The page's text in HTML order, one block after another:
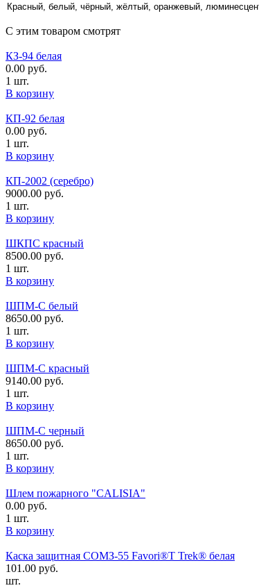
Красный, белый, чёрный, жёлтый, оранжевый,
С этим товаром смотрят
КЗ-94 белая
0.00 руб.
1 шт.
В корзину
КП-92 белая
0.00 руб.
1 шт.
В корзину
КП-2002 (серебро)
9000.00 руб.
1 шт.
В корзину
ШКПС красный
8500.00 руб.
1 шт.
В корзину
ШПМ-С белый
8650.00 руб.
1 шт.
В корзину
ШПМ-С красный
9140.00 руб.
1 шт.
В корзину
ШПМ-С черный
8650.00 руб.
1 шт.
В корзину
Шлем пожарного "CALISIA"
0.00 руб.
1 шт.
В корзину
Каска защитная СОМЗ-55 Favori®T Trek® белая
101.00 руб.
шт.